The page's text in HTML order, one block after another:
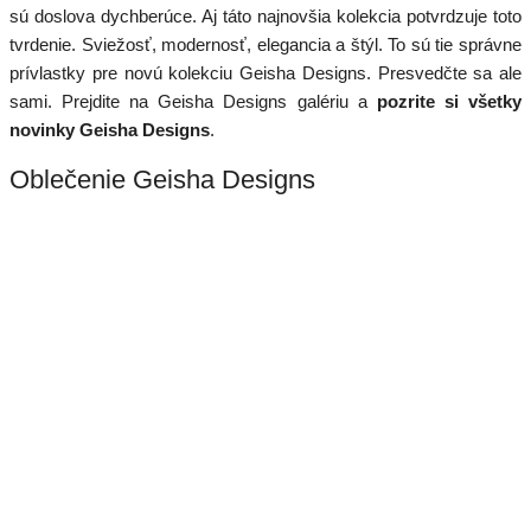
sú doslova dychberúce. Aj táto najnovšia kolekcia potvrdzuje toto
tvrdenie. Sviežosť, modernosť, elegancia a štýl. To sú tie správne
prívlastky pre novú kolekciu Geisha Designs. Presvedčte sa ale
sami. Prejdite na Geisha Designs galériu a pozrite si všetky
novinky Geisha Designs.
Oblečenie Geisha Designs